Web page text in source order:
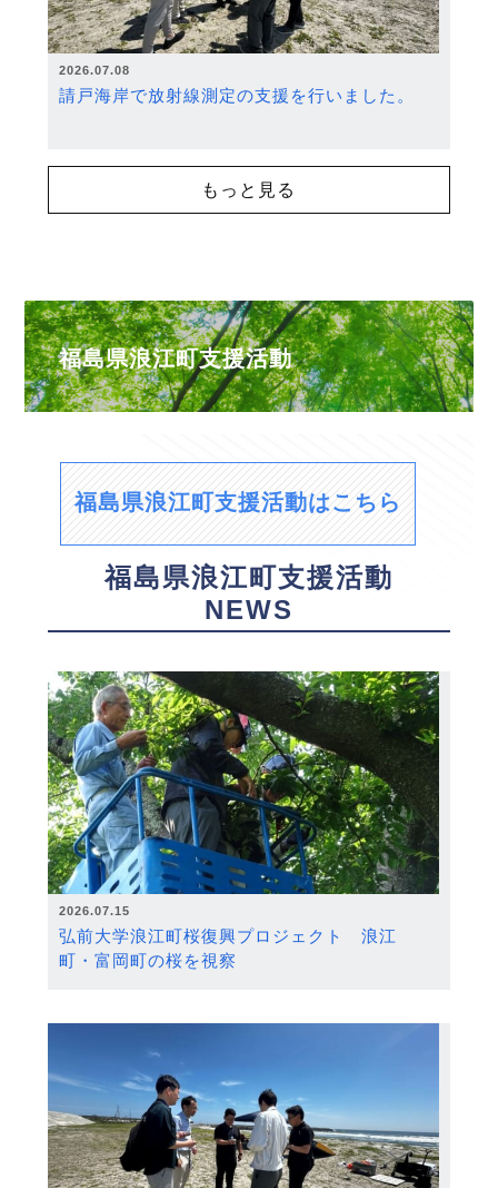
2026.07.08
請戸海岸で放射線測定の支援を行いました。
もっと見る
福島県浪江町支援活動
福島県浪江町支援活動はこちら
福島県浪江町支援活動
NEWS
2026.07.15
弘前大学浪江町桜復興プロジェクト 浪江
町・富岡町の桜を視察